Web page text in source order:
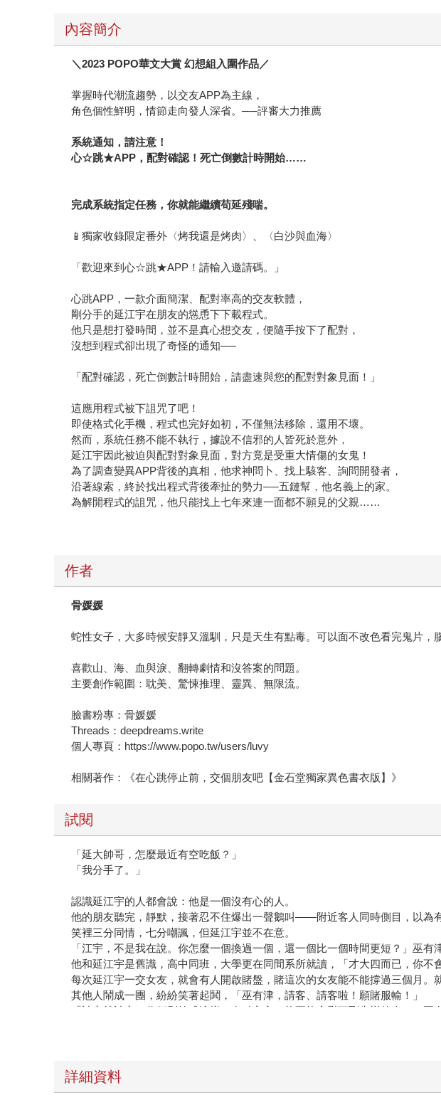
內容簡介
＼2023 POPO華文大賞 幻想組入圍作品／
掌握時代潮流趨勢，以交友APP為主線，
角色個性鮮明，情節走向發人深省。──評審大力推薦
系統通知，請注意！
心☆跳★APP，配對確認！死亡倒數計時開始……
完成系統指定任務，你就能繼續苟延殘喘。
📱獨家收錄限定番外〈烤我還是烤肉〉、〈白沙與血海〉
「歡迎來到心☆跳★APP！請輸入邀請碼。」
心跳APP，一款介面簡潔、配對率高的交友軟體，
剛分手的延江宇在朋友的慫恿下下載程式。
他只是想打發時間，並不是真心想交友，便隨手按下了配對，
沒想到程式卻出現了奇怪的通知──
「配對確認，死亡倒數計時開始，請盡速與您的配對對象見面！」
這應用程式被下詛咒了吧！
即使格式化手機，程式也完好如初，不僅無法移除，還用不壞。
然而，系統任務不能不執行，據說不信邪的人皆死於意外，
延江宇因此被迫與配對對象見面，對方竟是受重大情傷的女鬼！
為了調查變異APP背後的真相，他求神問卜、找上駭客、詢問開發者，
沿著線索，終於找出程式背後牽扯的勢力──五鏈幫，他名義上的家。
為解開程式的詛咒，他只能找上七年來連一面都不願見的父親……
作者
骨媛媛
蛇性女子，大多時候安靜又溫馴，只是天生有點毒。可以面不改色看完鬼片
喜歡山、海、血與淚、翻轉劇情和沒答案的問題。
主要創作範圍：耽美、驚悚推理、靈異、無限流。
臉書粉專：骨媛媛
Threads：deepdreams.write
個人專頁：https://www.popo.tw/users/luvy
相關著作：《在心跳停止前，交個朋友吧【金石堂獨家異色書衣版】》
試閱
「延大帥哥，怎麼最近有空吃飯？」
「我分手了。」
認識延江宇的人都會說：他是一個沒有心的人。
他的朋友聽完，靜默，接著忍不住爆出一聲鵝叫——附近客人同時側目，以為
笑裡三分同情，七分嘲諷，但延江宇並不在意。
「江宇，不是我在說。你怎麼一個換過一個，還一個比一個時間更短？」巫有
他和延江宇是舊識，高中同班，大學更在同間系所就讀，「才大四而已，你不
每次延江宇一交女友，就會有人開啟賭盤，賭這次的女友能不能撐過三個月
其他人鬧成一團，紛紛笑著起鬨，「巫有津，請客、請客啦！願賭服輸！」
「請客就請客。你們別笑成這樣，有點良心，能不能安慰下剛失戀的人？」
「嗯，謝了。」延江宇打斷他未盡的話，笑容冷淡，毫無難過之意，「剛剛就
一群人聽到他們對話，邊笑邊調侃，「你們在一起好了。巫有津，你管好他，
這年紀的學生多半如此，沒事就喜歡聽聽八卦。
詳細資料